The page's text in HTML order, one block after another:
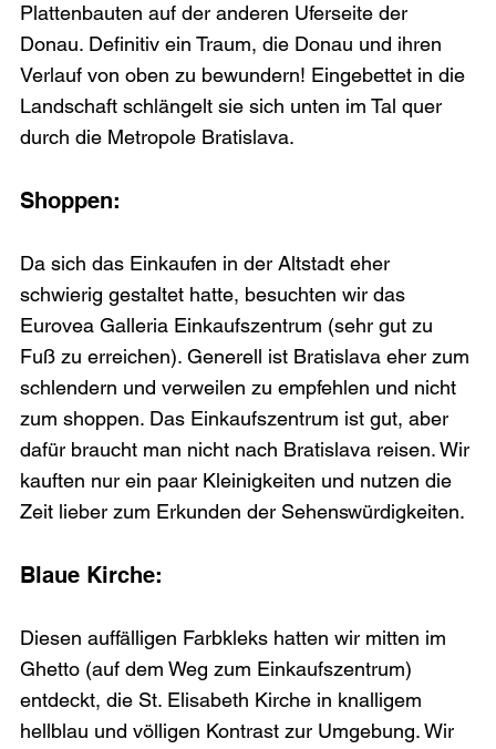
Plattenbauten auf der anderen Uferseite der
Donau. Definitiv ein Traum, die Donau und ihren
Verlauf von oben zu bewundern! Eingebettet in die
Landschaft schlängelt sie sich unten im Tal quer
durch die Metropole Bratislava.
Shoppen:
Da sich das Einkaufen in der Altstadt eher
schwierig gestaltet hatte, besuchten wir das
Eurovea Galleria Einkaufszentrum (sehr gut zu
Fuß zu erreichen). Generell ist Bratislava eher zum
schlendern und verweilen zu empfehlen und nicht
zum shoppen. Das Einkaufszentrum ist gut, aber
dafür braucht man nicht nach Bratislava reisen. Wir
kauften nur ein paar Kleinigkeiten und nutzen die
Blaue Kirche:
Diesen auffälligen Farbkleks hatten wir mitten im
Ghetto (auf dem Weg zum Einkaufszentrum)
entdeckt, die St. Elisabeth Kirche in knalligem
hellblau und völligen Kontrast zur Umgebung. Wir